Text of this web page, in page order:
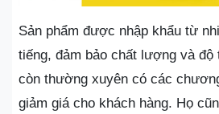
Sản phẩm được nhập khẩu từ
tiếng, đảm bảo chất lượng và
còn thường xuyên có các
giảm giá cho khách hàng. Họ